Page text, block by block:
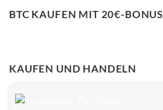
BTC KAUFEN MIT 20€-BONUS
KAUFEN UND HANDELN